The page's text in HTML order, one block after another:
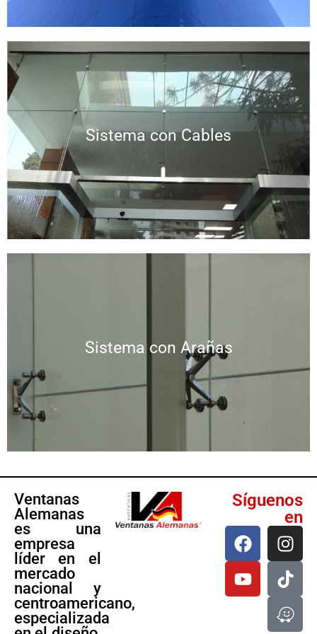
Sistema con Cables
Sistema con Cables
Sistema con Arañas
Ventanas
Alemanas
es una
empresa
líder en el
mercado
nacional y
centroamericano,
especializada
Síguenos
en